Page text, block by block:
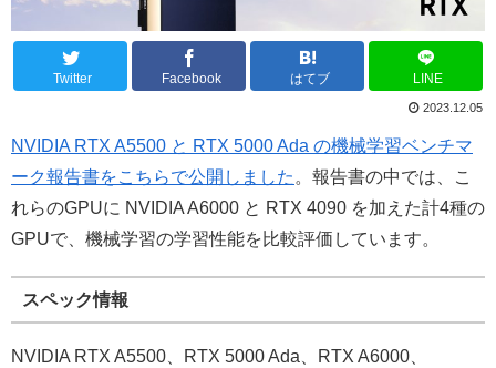
Twitter Facebook はてブ LINE
2023.12.05
NVIDIA RTX A5500 と RTX 5000 Ada の機械学習ベンチマ
ーク報告書をこちらで公開しました 。報告書の中では、こ
れらのGPUに NVIDIA A6000 と RTX 4090 を加えた計4種の
GPUで、機械学習の学習性能を比較評価しています。
スペック情報
NVIDIA RTX A5500、RTX 5000 Ada、RTX A6000、